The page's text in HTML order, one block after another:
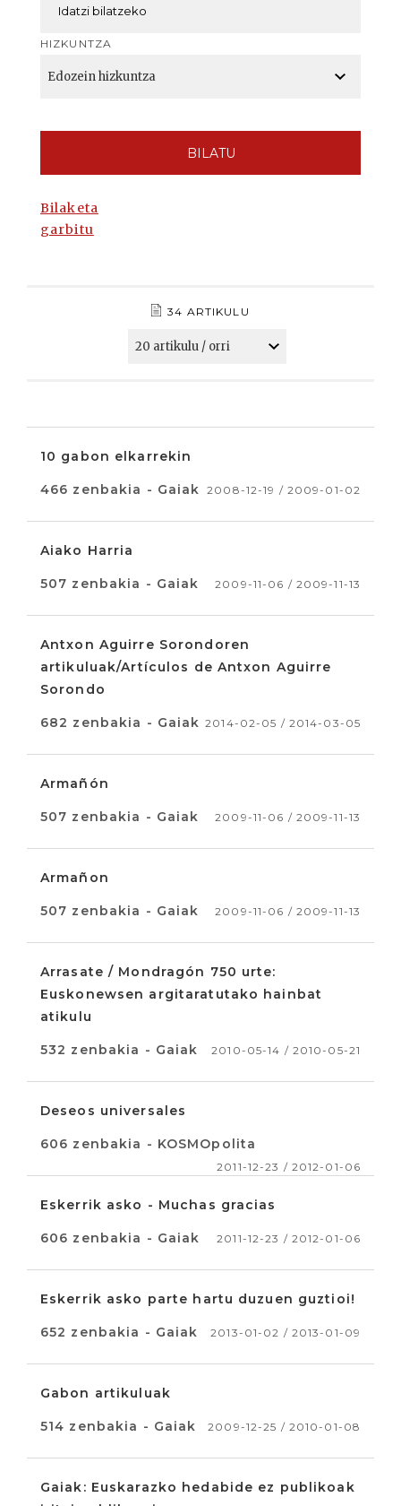
HIZKUNTZA
BILATU
Bilaketa
garbitu
34 ARTIKULU
10 gabon elkarrekin
466 zenbakia - Gaiak 2008-12-19 / 2009-01-02
Aiako Harria
507 zenbakia - Gaiak 2009-11-06 / 2009-11-13
Antxon Aguirre Sorondoren
artikuluak/Artículos de Antxon Aguirre
Sorondo
682 zenbakia - Gaiak 2014-02-05 / 2014-03-05
Armañón
507 zenbakia - Gaiak 2009-11-06 / 2009-11-13
Armañon
507 zenbakia - Gaiak 2009-11-06 / 2009-11-13
Arrasate / Mondragón 750 urte:
Euskonewsen argitaratutako hainbat
atikulu
532 zenbakia - Gaiak 2010-05-14 / 2010-05-21
Deseos universales
606 zenbakia - KOSMOpolita
2011-12-23 / 2012-01-06
Eskerrik asko - Muchas gracias
606 zenbakia - Gaiak 2011-12-23 / 2012-01-06
Eskerrik asko parte hartu duzuen guztioi!
652 zenbakia - Gaiak 2013-01-02 / 2013-01-09
Gabon artikuluak
514 zenbakia - Gaiak 2009-12-25 / 2010-01-08
Gaiak: Euskarazko hedabide ez publikoak